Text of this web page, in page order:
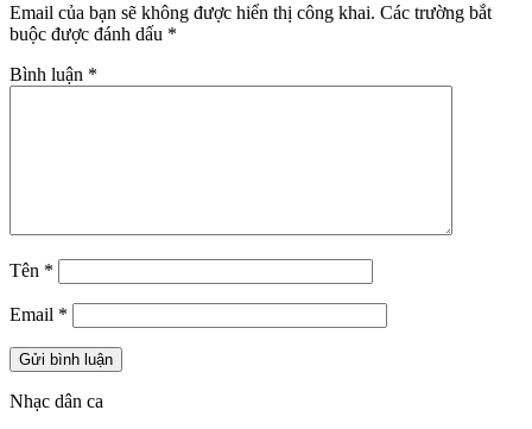
Email của bạn sẽ không được hiển thị công khai. Các trường bắt
buộc được đánh dấu *
Bình luận *
Tên *
Email *
Nhạc dân ca